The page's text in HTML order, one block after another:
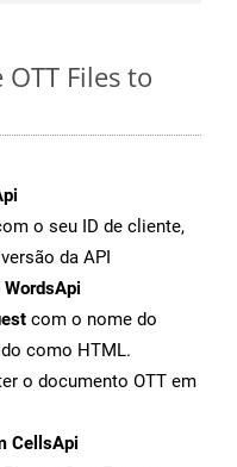
Files to
o seu ID de cliente,
da API
com o nome do
como HTML.
o documento OTT em
CellsApi